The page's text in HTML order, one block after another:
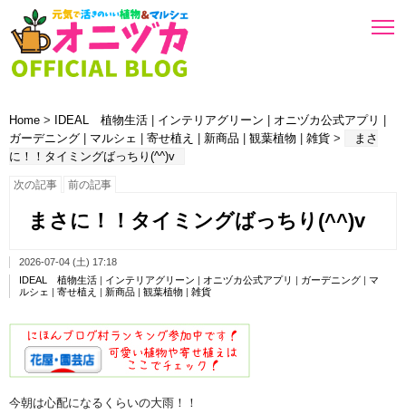
Home > IDEAL 植物生活 インテリアグリーン オニヅカ公式アプリ
ガーデニング
マルシェ 寄せ植え 新商品 観葉植物 雑貨 >
まさ
に！！タイミングばっちり(^^)v
次の記事 前の記事
まさに！！タイミングばっちり(^^)v
2026-07-04 (土) 17:18
IDEAL 植物生活 | インテリアグリーン | オニヅカ公式アプリ | ガーデニング | マ
ルシェ | 寄せ植え | 新商品 | 観葉植物 | 雑貨
今朝は心配になるくらいの大雨！！